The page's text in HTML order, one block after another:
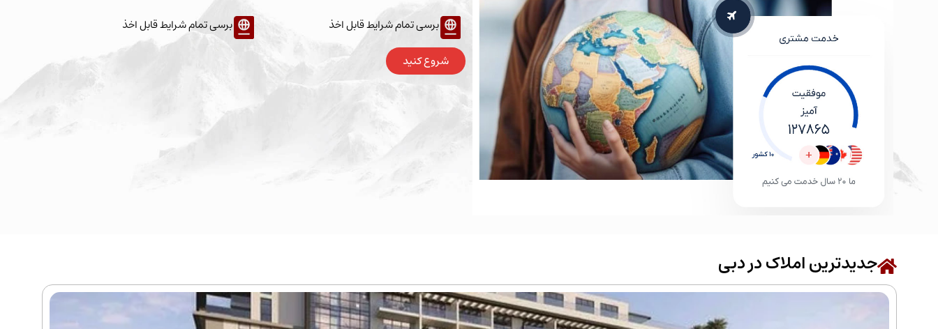
برسی تمام شرایط قابل اخذ
برسی تمام شرایط قابل اخذ
شروع کنید
جدیدترین املاک در دبی